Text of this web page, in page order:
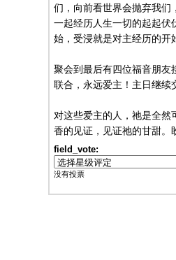
们，向前看世界会抛弃我们
一起经历人生一切的起起伏
始，受浸就是对主经历的开
聚会到最后有四位福音朋友
联合，永远爱主！主日继续
对这些爱主的人，祂是全然
香的见证，见证祂的甘甜。
field_vote:
没有投票